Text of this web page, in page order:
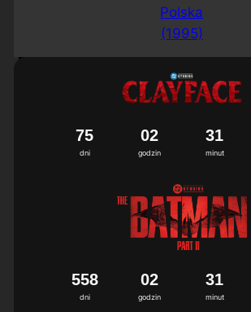
Polska
(1995)
dni
75
godzin
02
minut
31
dni
558
godzin
02
minut
31